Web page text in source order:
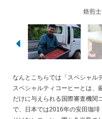
焙煎
焙煎
なんとこちらでは「スペシャル
スペシャルティコーヒーとは、
だけに与えられる国際審査機関
で、日本では2016年の安田珈